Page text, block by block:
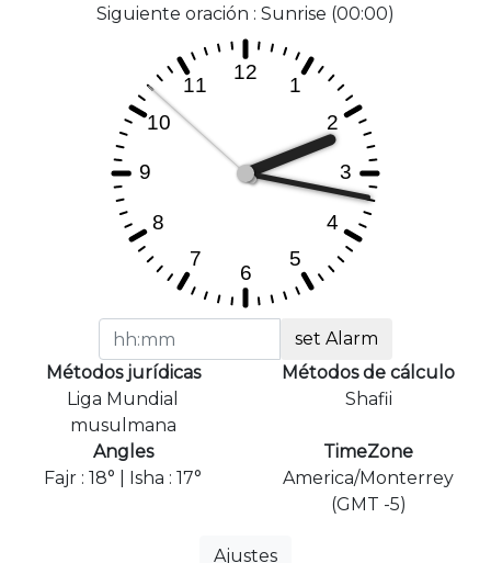
Siguiente oración : Sunrise (00:00)
set Alarm
Métodos jurídicas
Liga Mundial
musulmana
Métodos de cálculo
Shafii
Angles
Fajr : 18° | Isha : 17°
TimeZone
America/Monterrey
(GMT -5)
Ajustes